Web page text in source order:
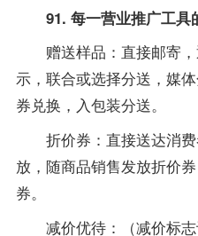
91. 每一营业推广工具
赠送样品：直接邮寄，
示，联合或选择分送，媒
券兑换，入包装分送。
折价券：直接送达消费
放，随商品销售发放折价
券。
减价优待：（减价标志